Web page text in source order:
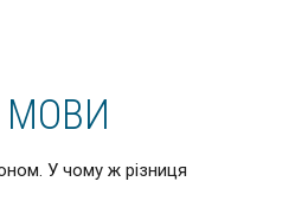
МОВИ
У чому ж різниця